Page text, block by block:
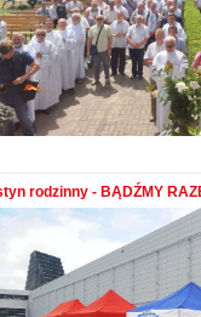
rodzinny - BĄDŹMY